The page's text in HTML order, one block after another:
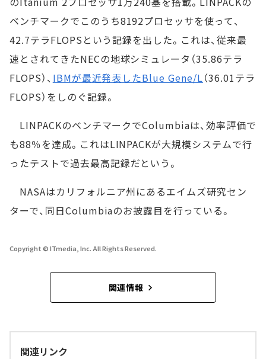
ベンチマークでこのうち8192プロセッサを使って、
42.7テラFLOPSという記録を出した。これは、従来最
速とされてきたNECの地球シミュレータ（35.86テラ
FLOPS）、 IBMが最近発表したBlue Gene/L（36.01テラ
FLOPS）をしのぐ記録。
LINPACKのベンチマークでColumbiaは、効率評価で
も88％を達成。これはLINPACKが大規模システムで行
ったテストで過去最高記録だという。
NASAはカリフォルニア州にあるエイムズ研究セン
ターで、同日Columbiaのお披露目を行っている。
Copyright © ITmedia, Inc. All Rights Reserved.
関連情報
関連リンク